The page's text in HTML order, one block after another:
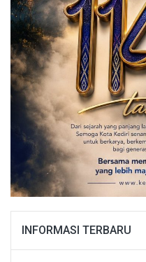
INFORMASI TERBARU